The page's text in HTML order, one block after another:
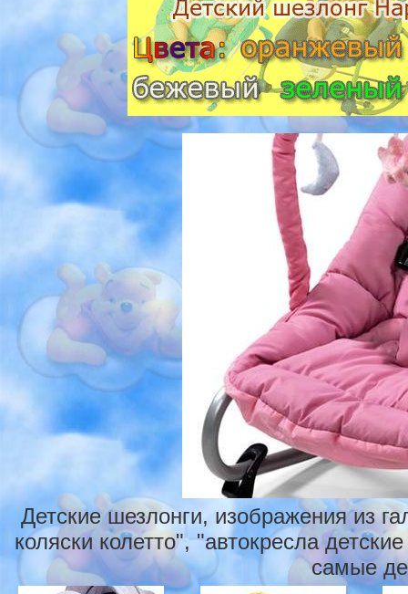
Детские шезлонги, изображения из
коляски колетто", "автокресла
самые